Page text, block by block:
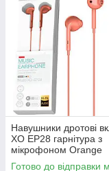
Навушники дротові
XO EP28 гарнітура з
мікрофоном Orange
Готово до відправки